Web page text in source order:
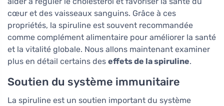
cœur et des vaisseaux sanguins. Grâce à ces
propriétés, la spiruline est souvent recommandée
comme complément alimentaire pour améliorer la santé
et la vitalité globale. Nous allons maintenant examiner
plus en détail certains des effets de la spiruline.
Soutien du système immunitaire
La spiruline est un soutien important du système